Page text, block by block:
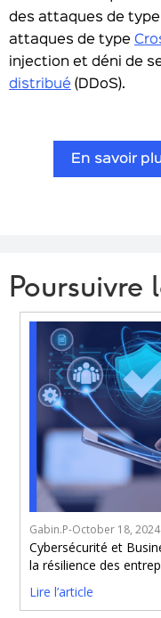
des attaques de
attaques de type
injection et déni de
distribué (DDoS).
En savoir
Poursuivre
Gabin.P-October 18, 2024
Cybersécurité et
la résilience des
Lire l’article